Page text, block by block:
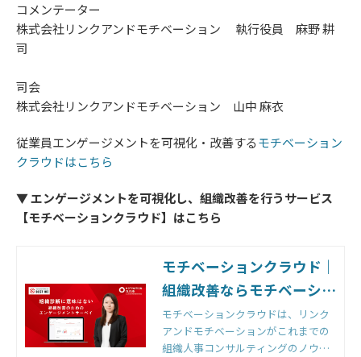
コメンテーター
株式会社リンクアンドモチベーション 執行役員 麻野 耕
司
司会
株式会社リンクアンドモチベーション 山中 麻衣
従業員エンゲージメントを可視化・改善するモチベーション
クラウドはこちら
▼ エンゲージメントを可視化し、組織改善を行うサービス
【モチベーションクラウド】はこちら
モチベーションクラウド｜
組織改善ならモチベーショ
ンクラウド
モチベーションクラウドは、リンク
アンドモチベーションがこれまでの
組織人事コンサルティングのノウハ